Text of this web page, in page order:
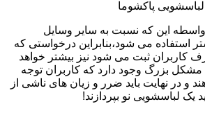
لباسشویی پاکشوما
این که نسبت به سایر وسایل
استفاده می شود،بنابراین درخواستی که
کاربران ثبت می شود نیز بیشتر خواهد
مشکل بزرگ وجود دارد که کاربران توجه
و در نهایت باید ضرر و زیان های ناشی از
یک لباسشویی نو بپردازند!